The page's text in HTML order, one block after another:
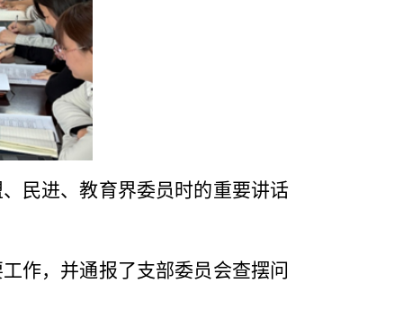
民进、教育界委员时的重要讲话
作，并通报了支部委员会查摆问